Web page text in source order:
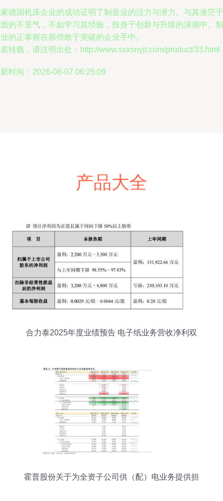
德国机床企业的成功证明了制造业的活力与潜力。与其迷茫于
的不景气，不如学习其经验，投身于创新与升级的浪潮中。制
的正掌握在那些敢于突破的企业手中。
转载，请注明出处：http://www.sxxsnyjt.com/product/33.html
时间：2026-08-07 06:25:09
产品大全
合力泰2025年度业绩预告 电子纸业务营收净利双
霍普股份关于为全资子公司供（配）电业务提供担